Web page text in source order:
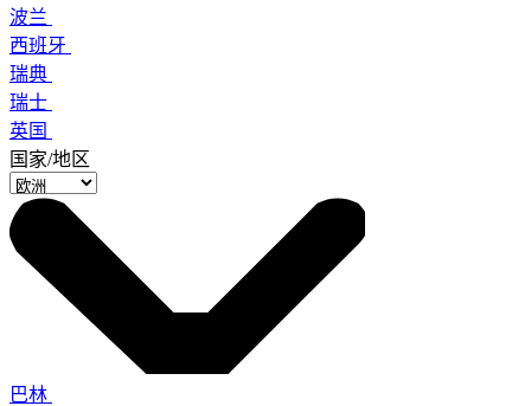
波兰
西班牙
瑞典
瑞士
英国
国家/地区
巴林